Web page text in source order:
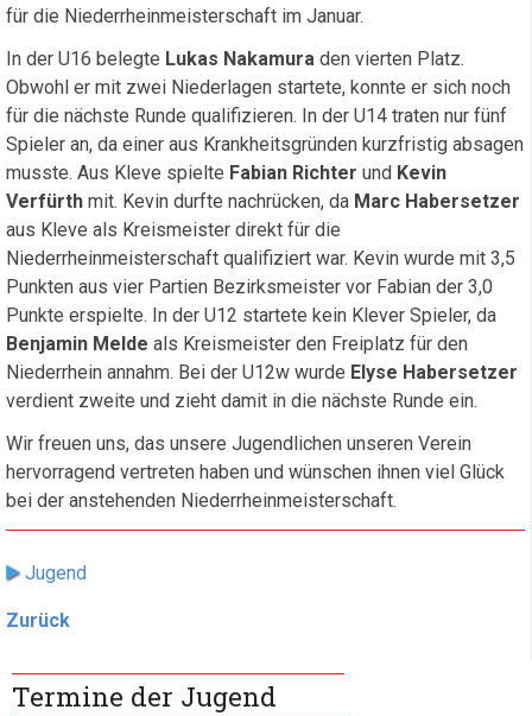
für die Niederrheinmeisterschaft im Januar.
In der U16 belegte Lukas Nakamura den vierten Platz.
Obwohl er mit zwei Niederlagen startete, konnte er sich noch
für die nächste Runde qualifizieren. In der U14 traten nur fünf
Spieler an, da einer aus Krankheitsgründen kurzfristig absagen
musste. Aus Kleve spielte Fabian Richter und Kevin
Verfürth mit. Kevin durfte nachrücken, da Marc Habersetzer
aus Kleve als Kreismeister direkt für die
Niederrheinmeisterschaft qualifiziert war. Kevin wurde mit 3,5
Punkten aus vier Partien Bezirksmeister vor Fabian der 3,0
Punkte erspielte. In der U12 startete kein Klever Spieler, da
Benjamin Melde als Kreismeister den Freiplatz für den
Niederrhein annahm. Bei der U12w wurde Elyse Habersetzer
verdient zweite und zieht damit in die nächste Runde ein.
Wir freuen uns, das unsere Jugendlichen unseren Verein
hervorragend vertreten haben und wünschen ihnen viel Glück
bei der anstehenden Niederrheinmeisterschaft.
Jugend
Zurück
Termine der Jugend